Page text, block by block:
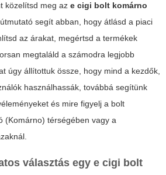
közelítsd meg az e cigi bolt komárno
segít abban, hogy átlásd a piaci
az árakat, megértsd a termékek
megtaláld a számodra legjobb
úgy állítottuk össze, hogy mind a kezdők,
használhassák, továbbá segítünk
és mire figyelj a bolt
(Komárno) térségében vagy a
választás egy e cigi bolt